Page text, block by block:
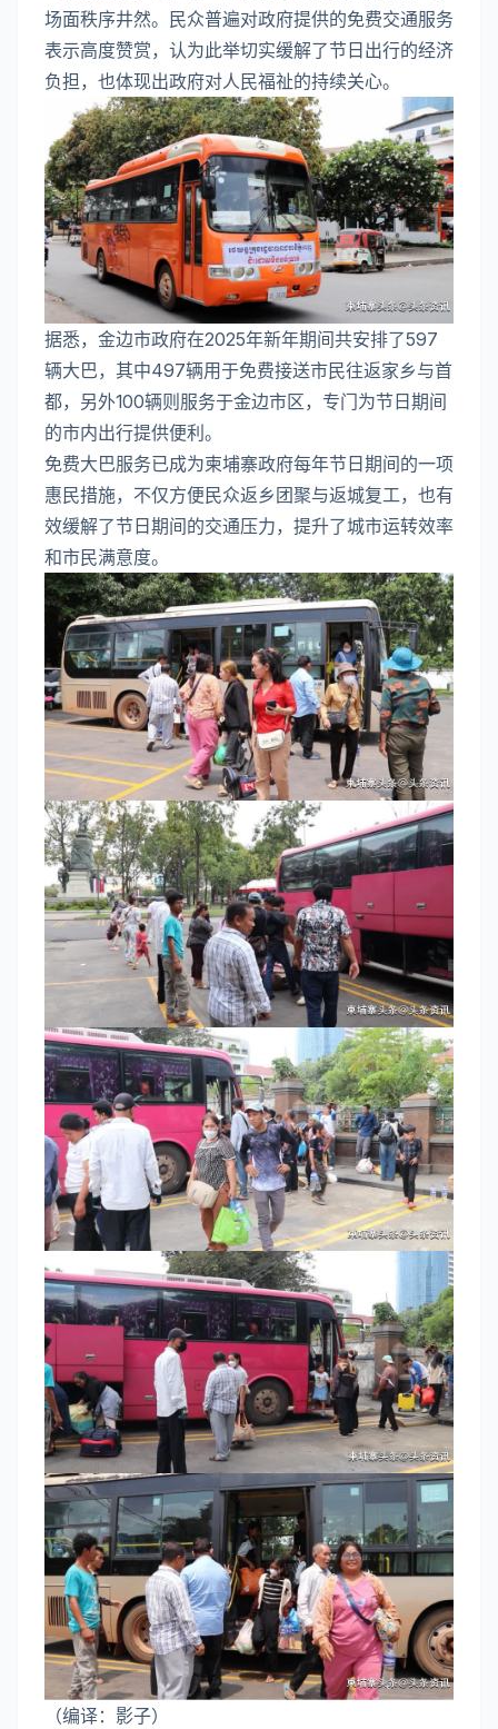
场面秩序井然。民众普遍对政府提供的免费交通服务
表示高度赞赏，认为此举切实缓解了节日出行的经济
负担，也体现出政府对人民福祉的持续关心。
据悉，金边市政府在2025年新年期间共安排了597
辆大巴，其中497辆用于免费接送市民往返家乡与首
都，另外100辆则服务于金边市区，专门为节日期间
的市内出行提供便利。
免费大巴服务已成为柬埔寨政府每年节日期间的一项
惠民措施，不仅方便民众返乡团聚与返城复工，也有
效缓解了节日期间的交通压力，提升了城市运转效率
和市民满意度。
（编译：影子）